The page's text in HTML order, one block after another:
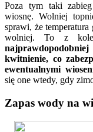
Poza tym taki
wiosnę. Wolniej
sprawi, że
wolniej. To z
kwitnienie, co
ewentualnymi
się one wtedy, gdy
Zapas wody na